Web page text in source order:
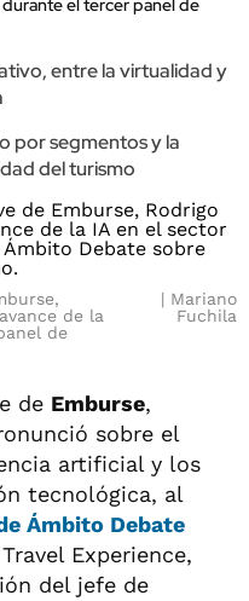
el tercer panel de
entre la virtualidad y
por segmentos y la
del turismo
de la
de
Mariano
Fuchila
de Emburse,
sobre el
artificial y los
tecnológica, al
Ámbito Debate
Experience,
del jefe de